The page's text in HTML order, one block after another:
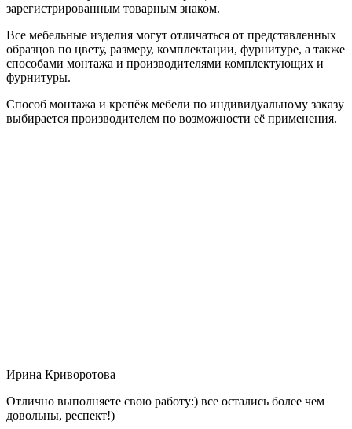
зарегистрированным товарным знаком.
Все мебельные изделия могут отличаться от представленных
образцов по цвету, размеру, комплектации, фурнитуре, а также
способами монтажа и производителями комплектующих и
фурнитуры.
Способ монтажа и крепёж мебели по индивидуальному заказу
выбирается производителем по возможности её применения.
Ирина Криворотова
Отлично выполняете свою работу:) все остались более чем
довольны, респект!)